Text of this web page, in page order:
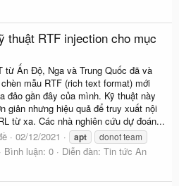
thuật RTF injection cho mục
từ Ấn Độ, Nga và Trung Quốc đã và
mẫu RTF (rich text format) mới
đảo gần đây của mình. Kỹ thuật này
giản nhưng hiệu quả để truy xuất nội
từ xa. Các nhà nghiên cứu dự đoán...
02/12/2021 apt
donot team
Bình luận: 0 Diễn đàn: Tin tức An